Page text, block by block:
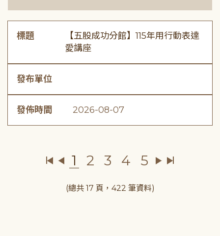
標題
【五股成功分館】115年用行動表達
愛講座
發布單位
發佈時間 2026-08-07
1 2 3 4 5
(總共 17 頁，422 筆資料)